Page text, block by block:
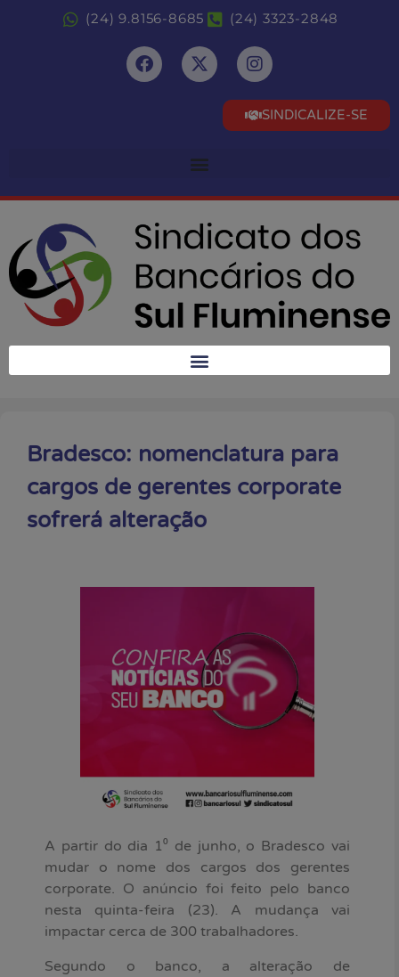
(24) 9.8156-8685 (24) 3323-2848
SINDICALIZE-SE
Bradesco: nomenclatura para
cargos de gerentes corporate
sofrerá alteração
A partir do dia 1⁰ de junho, o Bradesco vai
mudar o nome dos cargos dos gerentes
corporate. O anúncio foi feito pelo banco
nesta quinta-feira (23). A mudança vai
impactar cerca de 300 trabalhadores.
Segundo o banco, a alteração de